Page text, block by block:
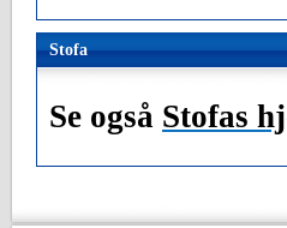
Stofa
Se også Stofas